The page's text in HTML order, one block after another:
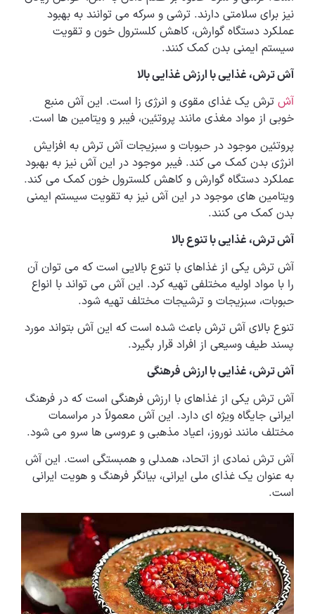
نیز برای سلامتی دارند. ترشی و سرکه می توانند به بهبود
عملکرد دستگاه گوارش، کاهش کلسترول خون و تقویت
سیستم ایمنی بدن کمک کنند.
آش ترش، غذایی با ارزش غذایی بالا
آش ترش یک غذای مقوی و انرژی زا است. این آش منبع
خوبی از مواد مغذی مانند پروتئین، فیبر و ویتامین ها است.
پروتئین موجود در حبوبات و سبزیجات آش ترش به افزایش
انرژی بدن کمک می کند. فیبر موجود در این آش نیز به بهبود
عملکرد دستگاه گوارش و کاهش کلسترول خون کمک می کند.
ویتامین های موجود در این آش نیز به تقویت سیستم ایمنی
بدن کمک می کنند.
آش ترش، غذایی با تنوع بالا
آش ترش یکی از غذاهای با تنوع بالایی است که می توان آن
را با مواد اولیه مختلفی تهیه کرد. این آش می تواند با انواع
حبوبات، سبزیجات و ترشیجات مختلف تهیه شود.
تنوع بالای آش ترش باعث شده است که این آش بتواند مورد
پسند طیف وسیعی از افراد قرار بگیرد.
آش ترش، غذایی با ارزش فرهنگی
آش ترش یکی از غذاهای با ارزش فرهنگی است که در فرهنگ
ایرانی جایگاه ویژه ای دارد. این آش معمولاً در مراسمات
مختلف مانند نوروز، اعیاد مذهبی و عروسی ها سرو می شود.
آش ترش نمادی از اتحاد، همدلی و همبستگی است. این آش
به عنوان یک غذای ملی ایرانی، بیانگر فرهنگ و هویت ایرانی
است.